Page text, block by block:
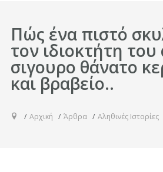
Πώς ένα πιστό
τον ιδιοκτήτη
σιγουρο θάνατο
και βραβείο..
Αρχική Άρθρα Αληθινές Ιστορίες